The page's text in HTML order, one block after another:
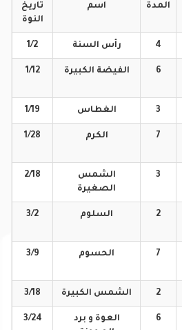
المدة اسم
تاريخ
النوة
4 رأس السنة 1/2
6 الفيضة الكبيرة 1/12
3 الغطاس 1/19
7 الكرم 1/28
3
الشمس
الصغيرة
2/18
2 السلوم 3/2
7 الحسوم 3/9
2 الشمس الكبيرة 3/18
6
العوة و برد
3/24